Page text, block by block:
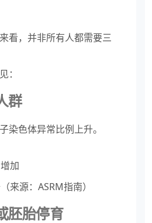
看，并非所有人都需要三
：
群
染色体异常比例上升。
加
来源：ASRM指南）
胚胎停育